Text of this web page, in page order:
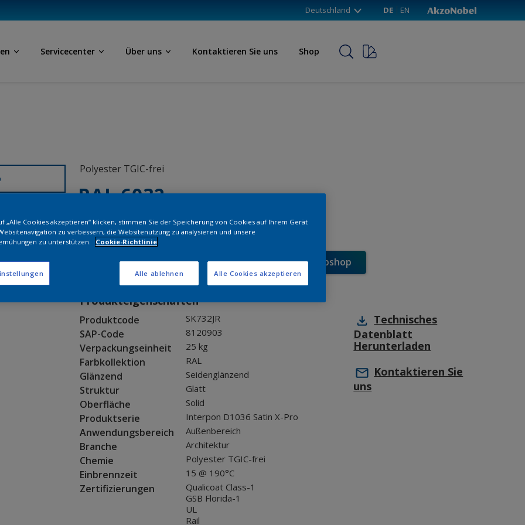
Deutschland DE EN
Servicecenter Über uns Kontaktieren Sie uns Shop
Polyester TGIC-frei
RAL 6032
SK732JR
Muster bestellen Bestellen Sie direkt im Webshop
Produkteigenschaften
Produktcode SK732JR
SAP-Code 8120903
Verpackungseinheit 25 kg
Farbkollektion RAL
Glänzend Seidenglänzend
Struktur Glatt
Oberfläche Solid
Produktserie Interpon D1036 Satin X-Pro
Anwendungsbereich Außenbereich
Branche Architektur
Chemie Polyester TGIC-frei
Einbrennzeit 15 @ 190°C
Zertifizierungen
Qualicoat Class-1
GSB Florida-1
UL
Rail
Technisches
Datenblatt
Herunterladen
Kontaktieren Sie
uns
„Alle Cookies akzeptieren“ klicken, stimmen Sie der Speicherung von Cookies auf Ihrem Gerät
zu verbessern, die Websitenutzung zu analysieren und unsere
zu unterstützen.
Cookie-Richtlinie
Alle ablehnen Alle Cookies akzeptieren